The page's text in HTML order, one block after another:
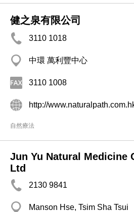
健之泉有限公司
3110 1018
中環 萬利豐中心
3110 1008
http://
自然療法
Jun Yu Natural Medicine
Ltd
2130 9841
Manson Hse, Tsim Sha Tsui